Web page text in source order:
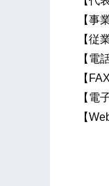
【事
【従
【電
【
【電
【